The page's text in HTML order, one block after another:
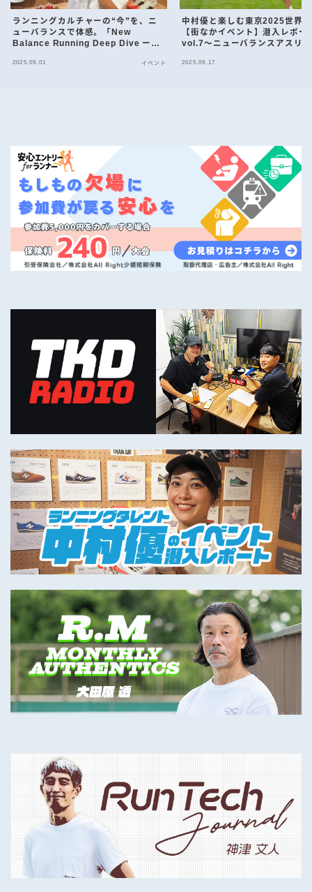
ランニングカルチャーの“今”を、ニ
ューバランスで体感。「New
Balance Running Deep Dive ー
2025.09.01 イベント
中村優と楽しむ東京2025世界
【街なかイベント】潜入レポー
vol.7〜ニューバランスアスリ
ための空間「Off Track by
2025.09.17